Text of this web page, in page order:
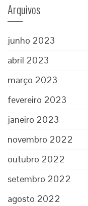
Arquivos
junho 2023
abril 2023
março 2023
fevereiro 2023
janeiro 2023
novembro 2022
outubro 2022
setembro 2022
agosto 2022